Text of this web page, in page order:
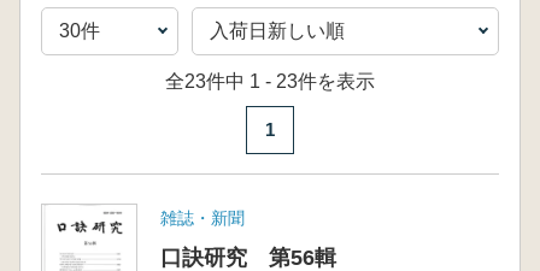
全23件中 1 - 23件を表示
1
雑誌・新聞
口訣研究 第56輯